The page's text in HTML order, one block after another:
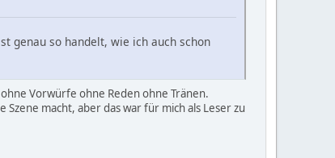
genau so handelt, wie ich auch schon
Vorwürfe ohne Reden ohne Tränen.
macht, aber das war für mich als Leser zu